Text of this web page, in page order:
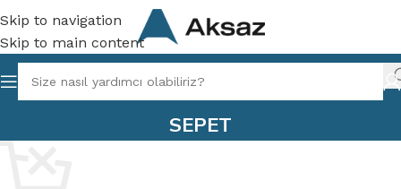
Skip to navigation
Skip to main content
SEPET